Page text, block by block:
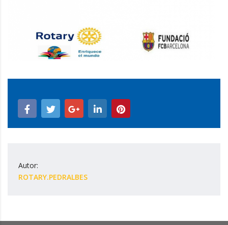
Autor:
ROTARY.PEDRALBES